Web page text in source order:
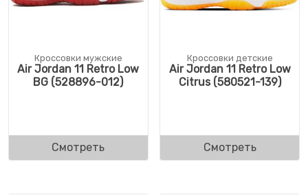
Кроссовки мужские
Air Jordan 11 Retro Low
BG (528896-012)
Смотреть
Кроссовки детские
Air Jordan 11 Retro Low
Citrus (580521-139)
Смотреть